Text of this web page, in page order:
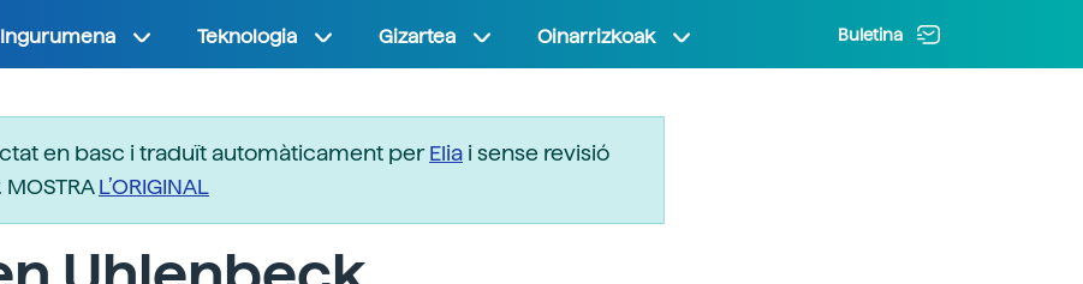
Ingurumena Teknologia Gizartea Oinarrizkoak Buletina
en basc i traduït automàticament perElia i sense revisió
L’ORIGINAL